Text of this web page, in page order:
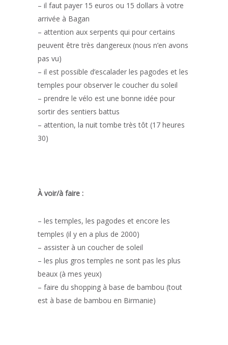
– il faut payer 15 euros ou 15 dollars à votre
arrivée à Bagan
– attention aux serpents qui pour certains
peuvent être très dangereux (nous n’en avons
pas vu)
– il est possible d’escalader les pagodes et les
temples pour observer le coucher du soleil
– prendre le vélo est une bonne idée pour
sortir des sentiers battus
– attention, la nuit tombe très tôt (17 heures
30)
À voir/à faire :
– les temples, les pagodes et encore les
temples (il y en a plus de 2000)
– assister à un coucher de soleil
– les plus gros temples ne sont pas les plus
beaux (à mes yeux)
– faire du shopping à base de bambou (tout
est à base de bambou en Birmanie)